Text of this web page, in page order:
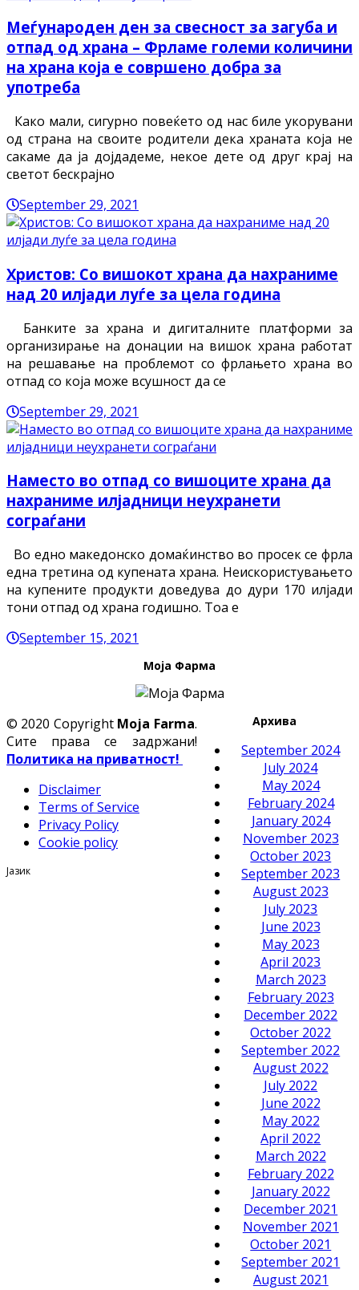
Меѓународен ден за свесност за загуба и
отпад од храна – Фрламе големи количини
на храна која е совршено добра за
употреба
Како мали, сигурно повеќето од нас биле укорувани
од страна на своите родители дека храната која не
сакаме да ја дојдадеме, некое дете од друг крај на
светот бескрајно
September 29, 2021
Христов: Со вишокот храна да нахраниме
над 20 илјади луѓе за цела година
Банките за храна и дигиталните платформи за
организирање на донации на вишок храна работат
на решавање на проблемот со фрлањето храна во
отпад со која може всушност да се
September 29, 2021
Наместо во отпад со вишоците храна да
нахраниме илјадници неухранети
сограѓани
Во едно македонско домаќинство во просек се фрла
една третина од купената храна. Неискористувањето
на купените продукти доведува до дури 170 илјади
тони отпад од храна годишно. Тоа е
September 15, 2021
Моја Фарма
Архива
September 2024
July 2024
May 2024
February 2024
January 2024
November 2023
October 2023
September 2023
August 2023
July 2023
June 2023
May 2023
April 2023
March 2023
February 2023
December 2022
October 2022
September 2022
August 2022
July 2022
June 2022
May 2022
April 2022
March 2022
February 2022
January 2022
December 2021
November 2021
October 2021
September 2021
August 2021
© 2020 Copyright Moja Farma.
Сите права се задржани!
Политика на приватност!
Disclaimer
Terms of Service
Privacy Policy
Cookie policy
Јазик